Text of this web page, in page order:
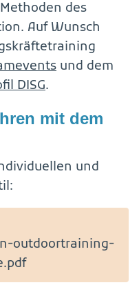
des
Auf Wunsch
und dem
DISG.
mit dem
und
outdoortraining-